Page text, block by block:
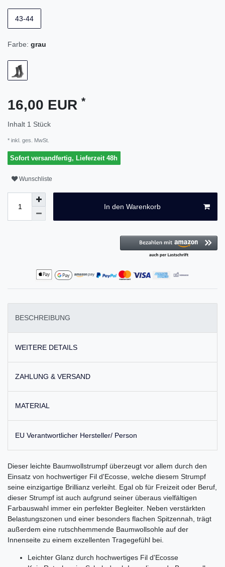
43-44
Farbe: grau
16,00 EUR *
Inhalt 1 Stück
* inkl. ges. MwSt.
Sofort versandfertig, Lieferzeit 48h
Wunschliste
In den Warenkorb
BESCHREIBUNG
WEITERE DETAILS
ZAHLUNG & VERSAND
MATERIAL
EU Verantwortlicher Hersteller/ Person
Dieser leichte Baumwollstrumpf überzeugt vor allem durch den
Einsatz von hochwertiger Fil d'Ecosse, welche diesem Strumpf
seine einzigartige Brillianz verleiht. Egal ob für Freizeit oder Beruf,
dieser Strumpf ist auch aufgrund seiner überaus vielfältigen
Farbauswahl immer ein perfekter Begleiter. Neben verstärkten
Belastungszonen und einer besonders flachen Spitzennah, trägt
außerdem eine rutschhemmende Baumwollsohle auf der
Innenseite zu einem exzellenten Tragegefühl bei.
Leichter Glanz durch hochwertiges Fil d'Ecosse